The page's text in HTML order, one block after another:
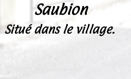
Saubion
Situé dans le village.